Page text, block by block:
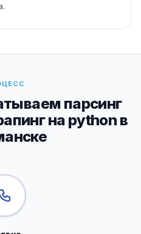
парсинг
на python в